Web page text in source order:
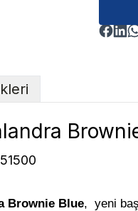
Brownie Blue, yeni